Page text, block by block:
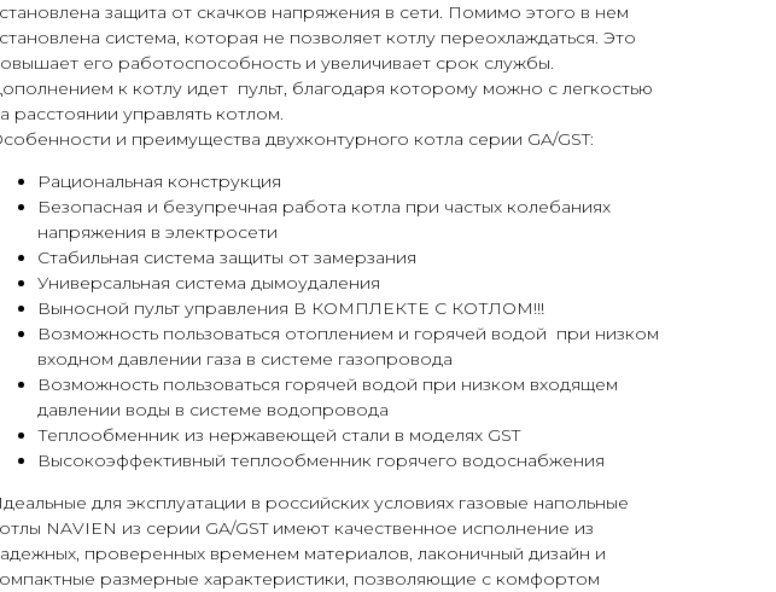
защита от скачков напряжения в сети. Помимо этого в нем
система, которая не позволяет котлу переохлаждаться. Это
его работоспособность и увеличивает срок службы.
к котлу идет пульт, благодаря которому можно с легкостью
расстоянии управлять котлом.
и преимущества двухконтурного котла серии GA/GST:
Рациональная конструкция
Безопасная и безупречная работа котла при частых колебаниях
напряжения в электросети
Стабильная система защиты от замерзания
Универсальная система дымоудаления
Выносной пульт управления В КОМПЛЕКТЕ С КОТЛОМ!!!
Возможность пользоваться отоплением и горячей водой при низком
входном давлении газа в системе газопровода
Возможность пользоваться горячей водой при низком входящем
давлении воды в системе водопровода
Теплообменник из нержавеющей стали в моделях GST
Высокоэффективный теплообменник горячего водоснабжения
для эксплуатации в российских условиях газовые напольные
NAVIEN из серии GA/GST имеют качественное исполнение из
проверенных временем материалов, лаконичный дизайн и
размерные характеристики, позволяющие с комфортом